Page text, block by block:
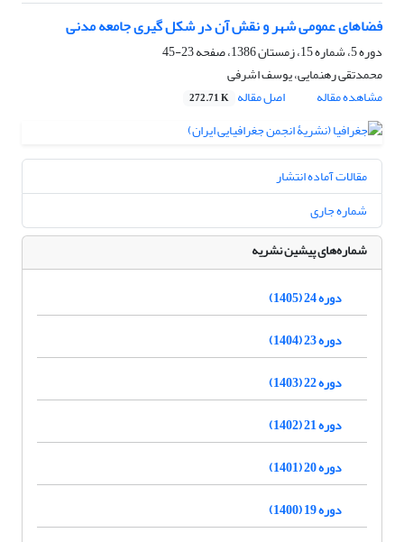
فضاهای عمومی شهر و نقش آن در شکل گیری جامعه مدنی
دوره 5، شماره 15، زمستان 1386، صفحه
23-45
محمدتقی رهنمایی، یوسف اشرفی
مشاهده مقاله
اصل مقاله 272.71 K
مقالات آماده انتشار
شماره جاری
شماره‌های پیشین نشریه
دوره 24 (1405)
دوره 23 (1404)
دوره 22 (1403)
دوره 21 (1402)
دوره 20 (1401)
دوره 19 (1400)